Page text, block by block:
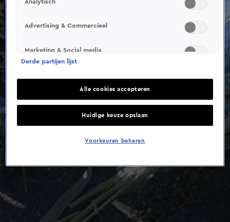
Analytisch
Advertising & Commercieel
Marketing & Social media
Derde partijen lijst
Alle cookies accepteren
Huidige keuze opslaan
Voorkeuren beheren